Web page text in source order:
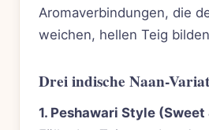
Aromaverbindungen, die
weichen, hellen Teig
Drei indische Naan-
1. Peshawari Style